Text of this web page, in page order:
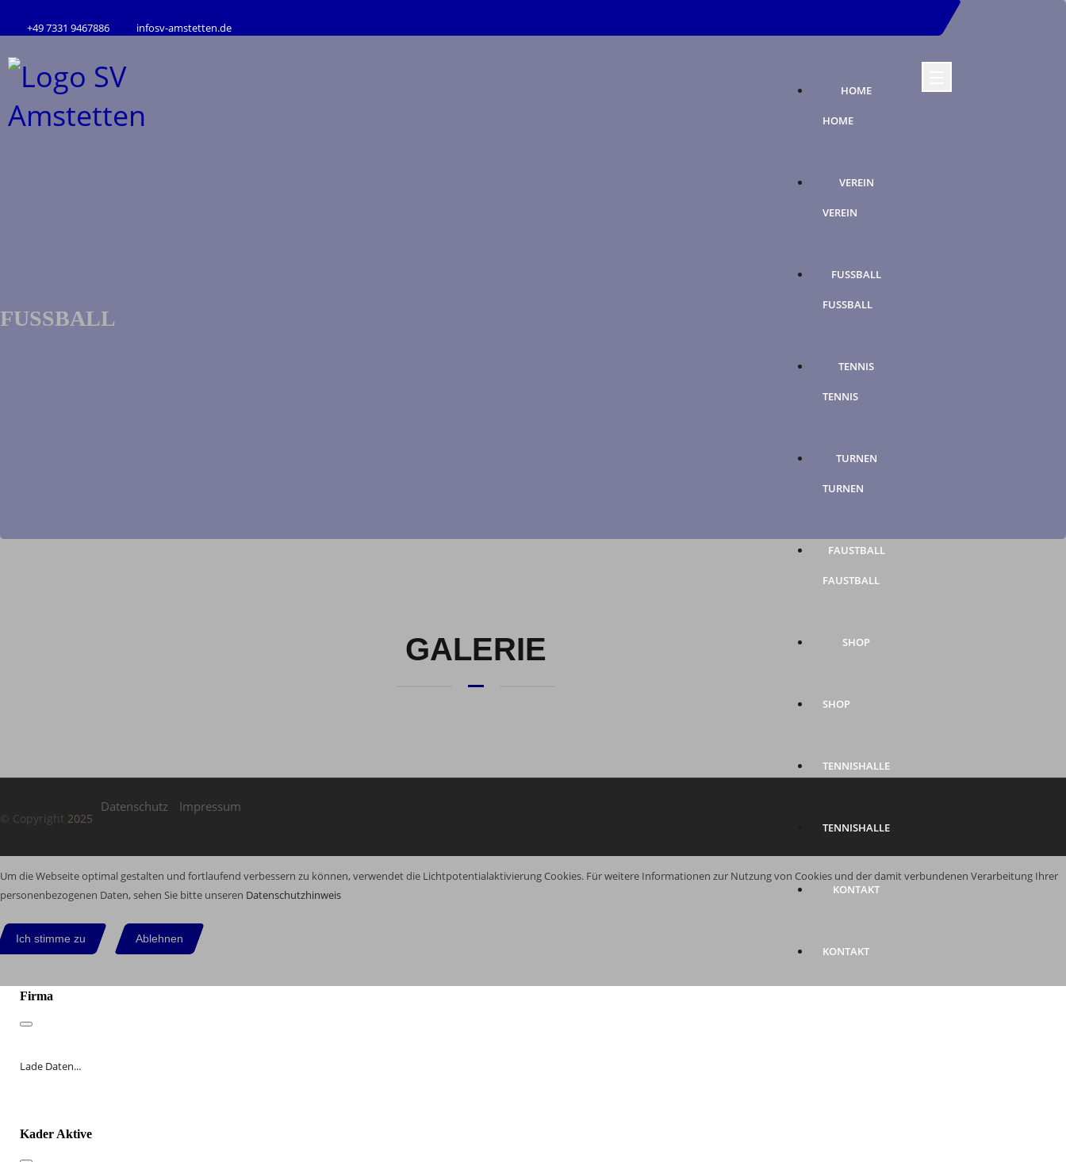
+49 7331 9467886 infosv-amstetten.de
HOME
HOME
VEREIN
VEREIN
FUSSBALL
FUSSBALL
TENNIS
TENNIS
TURNEN
TURNEN
FAUSTBALL
FAUSTBALL
SHOP
SHOP
TENNISHALLE
TENNISHALLE
KONTAKT
KONTAKT
FUSSBALL
GALERIE
© Copyright 2025
Datenschutz Impressum
Um die Webseite optimal gestalten und fortlaufend verbessern zu können, verwendet die Lichtpotentialaktivierung Cookies. Für weitere Informationen zur Nutzung von Cookies und der damit verbundenen Verarbeitung Ihrer
personenbezogenen Daten, sehen Sie bitte unseren Datenschutzhinweis
Ich stimme zu Ablehnen
Firma
Lade Daten...
Kader Aktive